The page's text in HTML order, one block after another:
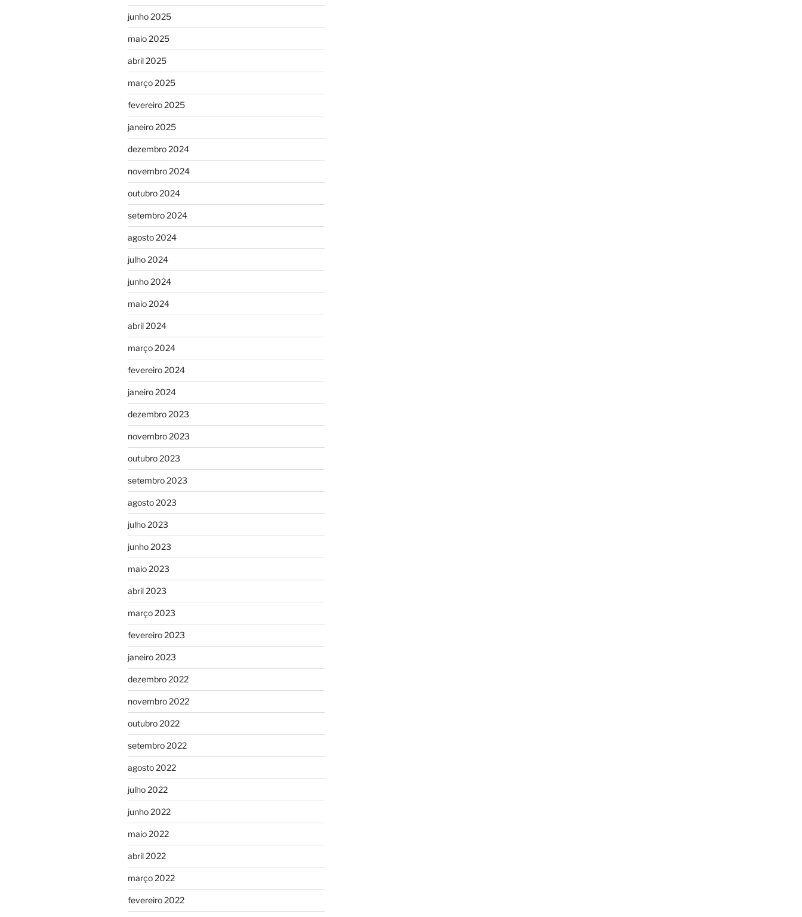
junho 2025
maio 2025
abril 2025
março 2025
fevereiro 2025
janeiro 2025
dezembro 2024
novembro 2024
outubro 2024
setembro 2024
agosto 2024
julho 2024
junho 2024
maio 2024
abril 2024
março 2024
fevereiro 2024
janeiro 2024
dezembro 2023
novembro 2023
outubro 2023
setembro 2023
agosto 2023
julho 2023
junho 2023
maio 2023
abril 2023
março 2023
fevereiro 2023
janeiro 2023
dezembro 2022
novembro 2022
outubro 2022
setembro 2022
agosto 2022
julho 2022
junho 2022
maio 2022
abril 2022
março 2022
fevereiro 2022